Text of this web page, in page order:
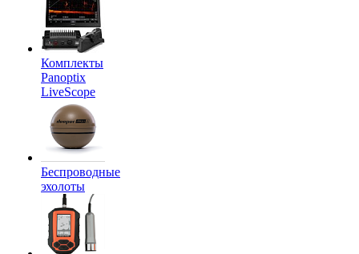
Комплекты
Panoptix
LiveScope
Беспроводные
эхолоты